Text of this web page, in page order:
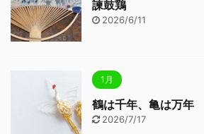
諫鼓鶏
2026/6/11
1月
鶴は千年、亀は万年
2026/7/17